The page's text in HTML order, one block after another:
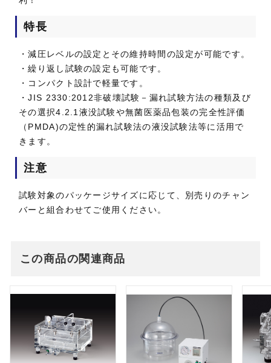
特長
・減圧レベルの設定とその維持時間の設定が可能です。
・繰り返し試験の設定も可能です。
・コンパクト設計で軽量です。
・JIS 2330:2012非破壊試験－漏れ試験方法の種類及び
その選択4.2.1液没試験や無菌医薬品包装の完全性評価
（PMDA)の定性的漏れ試験法の液没試験法等に活用で
きます。
注意
試験対象のパッケージサイズに応じて、別売りのチャン
バーと組合わせてご使用ください。
この商品の関連商品